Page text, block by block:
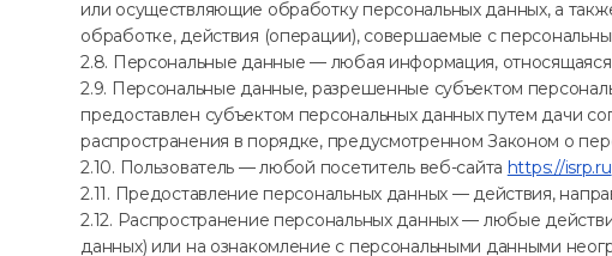
или осуществляющие обработку персональных данных, а
обработке, действия (операции), совершаемые с
2.8. Персональные данные — любая информация,
2.9. Персональные данные, разрешенные субъектом
предоставлен субъектом персональных данных путем дачи
распространения в порядке, предусмотренном Законом о
2.10. Пользователь — любой посетитель веб-сайта https://isrp.ru
2.11. Предоставление персональных данных — действия,
2.12. Распространение персональных данных — любые
данных) или на ознакомление с персональными данными